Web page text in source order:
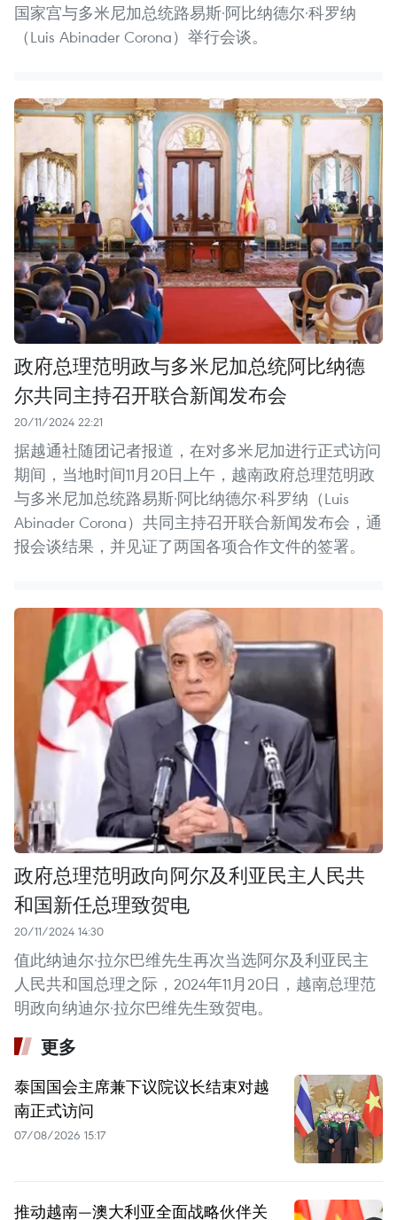
国家宫与多米尼加总统路易斯·阿比纳德尔·科罗纳
（Luis Abinader Corona）举行会谈。
政府总理范明政与多米尼加总统阿比纳德
尔共同主持召开联合新闻发布会
20/11/2024 22:21
据越通社随团记者报道，在对多米尼加进行正式访问
期间，当地时间11月20日上午，越南政府总理范明政
与多米尼加总统路易斯·阿比纳德尔·科罗纳（Luis
Abinader Corona）共同主持召开联合新闻发布会，通
报会谈结果，并见证了两国各项合作文件的签署。
政府总理范明政向阿尔及利亚民主人民共
和国新任总理致贺电
20/11/2024 14:30
值此纳迪尔·拉尔巴维先生再次当选阿尔及利亚民主
人民共和国总理之际，2024年11月20日，越南总理范
明政向纳迪尔·拉尔巴维先生致贺电。
更多
泰国国会主席兼下议院议长结束对越
南正式访问
07/08/2026 15:17
推动越南—澳大利亚全面战略伙伴关